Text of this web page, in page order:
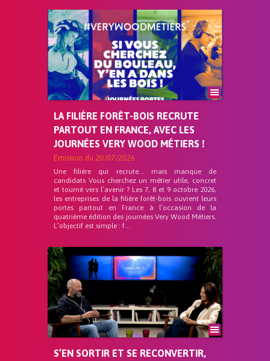
LA FILIÈRE FORÊT-BOIS RECRUTE
PARTOUT EN FRANCE, AVEC LES
JOURNÉES VERY WOOD MÉTIERS !
Emission du 20/07/2026
Une filière qui recrute… mais manque de
candidats Vous cherchez un métier utile, concret
et tourné vers l’avenir ? Les 7, 8 et 9 octobre 2026,
les entreprises de la filière forêt-bois ouvrent leurs
portes partout en France à l’occasion de la
quatrième édition des journées Very Wood Métiers.
L’objectif est simple : f...
S’EN SORTIR ET SE RECONVERTIR,